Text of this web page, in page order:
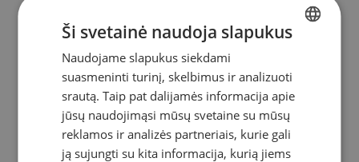
ENGLISH
Ši svetainė naudoja slapukus
Naudojame slapukus siekdami
suasmeninti turinį, skelbimus ir analizuoti
srautą. Taip pat dalijamės informacija apie
jūsų naudojimąsi mūsų svetaine su mūsų
reklamos ir analizės partneriais, kurie gali
ją sujungti su kita informacija, kurią jiems